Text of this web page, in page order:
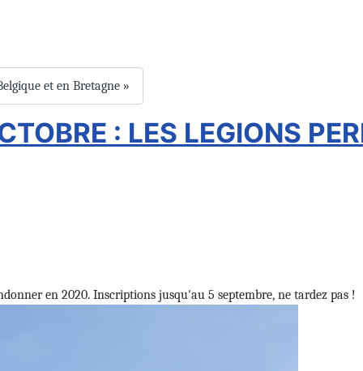
et en Bretagne »
: LES LEGIONS
en 2020. Inscriptions jusqu'au 5 septembre, ne tardez pas !